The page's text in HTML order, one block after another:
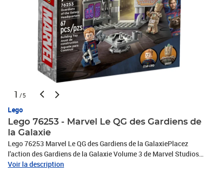
1 /5
Lego
Lego 76253 - Marvel Le QG des Gardiens de
la Galaxie
Lego 76253 Marvel Le QG des Gardiens de la GalaxiePlacez
l'action des Gardiens de la Galaxie Volume 3 de Marvel Studios
entre les mains des enfants de 7 ans et plus avec Le QG des
Voir la description